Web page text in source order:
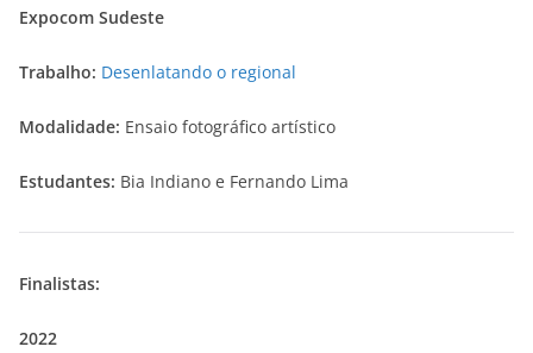
Expocom Sudeste
Trabalho: Desenlatando o regional
Modalidade: Ensaio fotográfico artístico
Estudantes: Bia Indiano e Fernando Lima
Finalistas:
2022